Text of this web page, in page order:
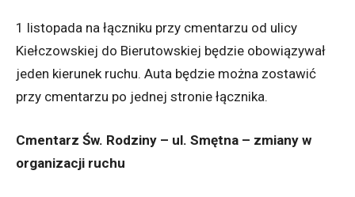
1 listopada na łączniku przy cmentarzu od ulicy
Kiełczowskiej do Bierutowskiej będzie obowiązywał
jeden kierunek ruchu. Auta będzie można zostawić
przy cmentarzu po jednej stronie łącznika.
Cmentarz Św. Rodziny – ul. Smętna – zmiany w
organizacji ruchu